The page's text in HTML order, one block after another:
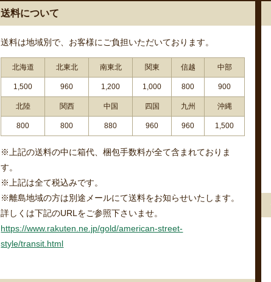
送料について
送料は地域別で、お客様にご負担いただいております。
北海道 北東北 南東北 関東 信越 中部
1,500 960 1,200 1,000 800 900
北陸 関西 中国 四国 九州 沖縄
800 800 880 960 960 1,500
※上記の送料の中に箱代、梱包手数料が全て含まれておりま
す。
※上記は全て税込みです。
※離島地域の方は別途メールにて送料をお知らせいたします。
詳しくは下記のURLをご参照下さいませ。
https://www.rakuten.ne.jp/gold/american-street-
style/transit.html